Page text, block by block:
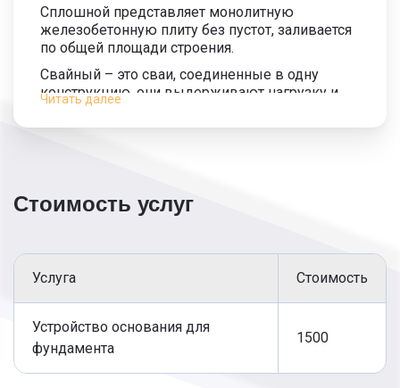
Читать далее
Сплошной представляет монолитную
железобетонную плиту без пустот, заливается
по общей площади строения.
Свайный – это сваи, соединенные в одну
конструкцию, они выдерживают нагрузку и
обладают отличной несущей способностью.
Имеет приемлемую цену на монтаж.
легких материалов.
кирпича, бетона, керамзитобетона и
шлакобетона. Идеальное решение для
построек с подвалом или гаражом.
Подготовка проекта.
Стоимость услуг
Услуга Стоимость
Устройство основания для
фундамента
1500